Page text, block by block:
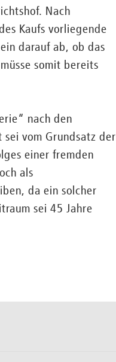
Nach
Kaufs vorliegende
darauf ab, ob das
somit bereits
nach den
vom Grundsatz der
einer fremden
als
da ein solcher
sei 45 Jahre